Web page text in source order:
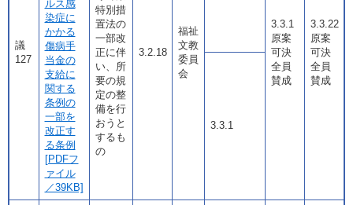
議
127
ルス感
染症に
かかる
傷病手
当金の
支給に
関する
条例の
一部を
改正す
る条例
[PDFフ
ァイル
／39KB]
特別措
置法の
一部改
正に伴
い、所
要の規
定の整
備を行
おうと
するも
の
3.2.18
福祉
文教
委員
会
3.3.1
原案
可決
全員
賛成
3.3.22
原案
可決
全員
賛成
3.3.1